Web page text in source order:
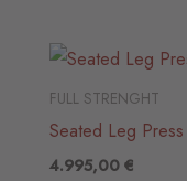
FULL STRENGHT
Seated Leg Press
4.995,00 €